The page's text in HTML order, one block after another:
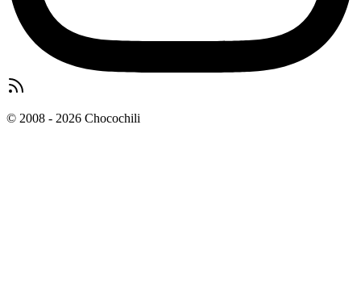
© 2008 - 2026 Chocochili